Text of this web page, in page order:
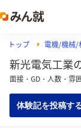
トップ 電機/機械/
新光電気工業
面接・GD・人数・雰
体験記を投稿す